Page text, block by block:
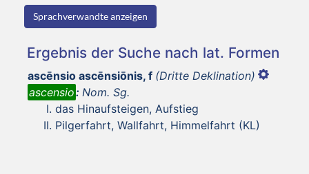
Sprachverwandte anzeigen
Ergebnis der Suche nach lat. Formen
ascēnsio ascēnsiōnis, f (Dritte Deklination)
ascensio: Nom. Sg.
das Hinaufsteigen, Aufstieg
Pilgerfahrt, Wallfahrt, Himmelfahrt (KL)